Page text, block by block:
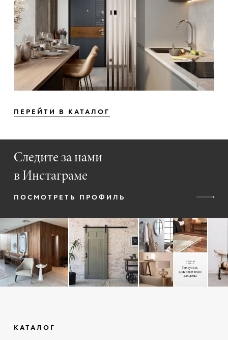
ПЕРЕЙТИ В КАТАЛОГ
Следите за нами
в Инстаграме
ПОСМОТРЕТЬ ПРОФИЛЬ
КАТАЛОГ